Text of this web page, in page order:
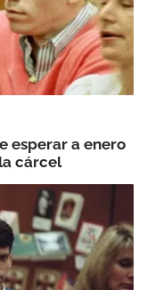
esperar a enero
cárcel